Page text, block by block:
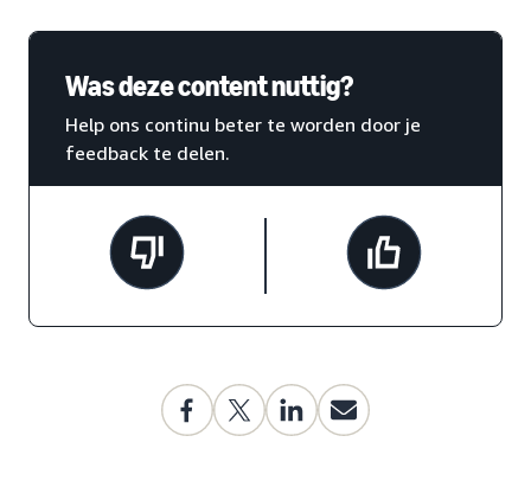
Was deze content nuttig?
Help ons continu beter te worden door je
feedback te delen.